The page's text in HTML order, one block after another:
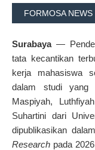
FORMOSA NEWS
Surabaya—
tata kecantikan
kerja mahasiswa
dalam studi yang
Maspiyah,
Suhartini dari
dipublikasikan
Research pada